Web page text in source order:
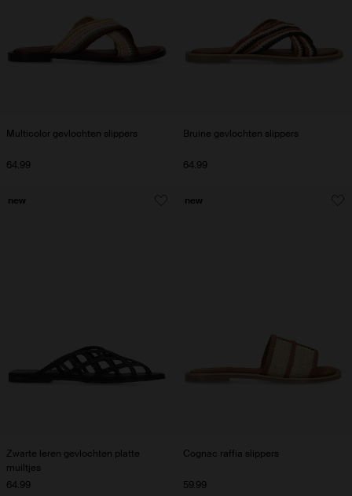
Multicolor gevlochten slippers
64.99
Bruine gevlochten slippers
64.99
Zwarte leren gevlochten platte
muiltjes
64.99
new
Cognac raffia slippers
59.99
new